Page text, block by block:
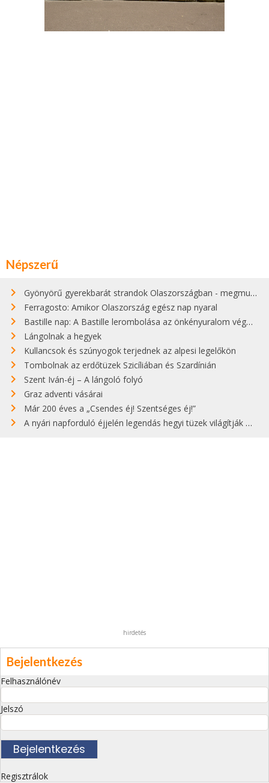
Népszerű
Gyönyörű gyerekbarát strandok Olaszországban - megmutatjuk a 15 legjobbat
Ferragosto: Amikor Olaszország egész nap nyaral
Bastille nap: A Bastille lerombolása az önkényuralom végét jelentette
Lángolnak a hegyek
Kullancsok és szúnyogok terjednek az alpesi legelőkön
Tombolnak az erdőtüzek Szicíliában és Szardínián
Szent Iván-éj – A lángoló folyó
Graz adventi vásárai
Már 200 éves a „Csendes éj! Szentséges éj!”
A nyári napforduló éjjelén legendás hegyi tüzek világítják meg Zugspitzét
hirdetés
Bejelentkezés
Felhasználónév
Jelszó
Regisztrálok